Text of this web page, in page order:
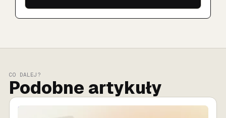
CO DALEJ?
Podobne artykuły
SPRZEDAŻ AI